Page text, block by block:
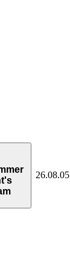
26.08.05